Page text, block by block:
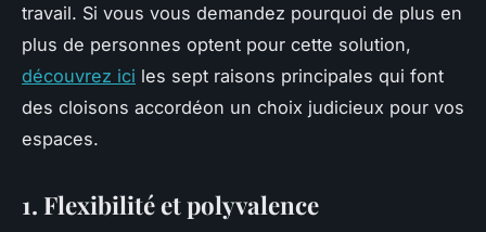
travail. Si vous vous demandez pourquoi de plus en
plus de personnes optent pour cette solution,
découvrez ici les sept raisons principales qui font
des cloisons accordéon un choix judicieux pour vos
espaces.
1. Flexibilité et polyvalence